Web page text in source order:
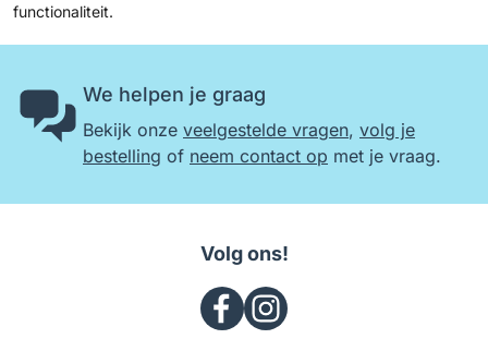
functionaliteit.
We helpen je graag
Bekijk onze veelgestelde vragen, volg je
bestelling of neem contact op met je vraag.
Volg ons!